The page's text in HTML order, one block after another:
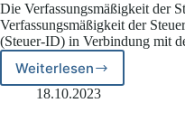
Die Verfassungsmäßigkeit der
Verfassungsmäßigkeit der
(Steuer-ID) in Verbindung mit
Weiterlesen
Die
18.10.2023